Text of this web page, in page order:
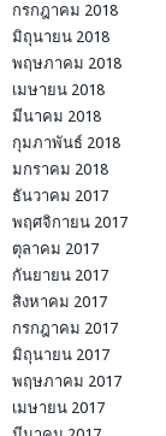
กรกฎาคม 2018
มิถุนายน 2018
พฤษภาคม 2018
เมษายน 2018
มีนาคม 2018
กุมภาพันธ์ 2018
มกราคม 2018
ธันวาคม 2017
พฤศจิกายน 2017
ตุลาคม 2017
กันยายน 2017
สิงหาคม 2017
กรกฎาคม 2017
มิถุนายน 2017
พฤษภาคม 2017
เมษายน 2017